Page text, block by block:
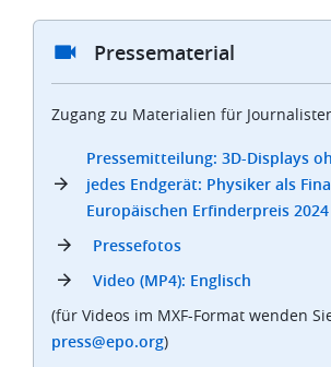
Pressematerial
Zugang zu Materialien für
Pressemitteilung: 3D-Displays
jedes Endgerät: Physiker als
Europäischen Erfinderpreis
Pressefotos
Video (MP4): Englisch
(für Videos im MXF-Format wenden
press@epo.org)